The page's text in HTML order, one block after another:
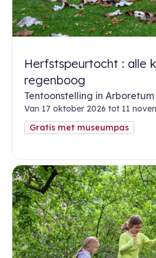
Herfstspeurtocht : alle
regenboog
Tentoonstelling in
Van 17 oktober 2026 tot 11
Gratis met museumpas